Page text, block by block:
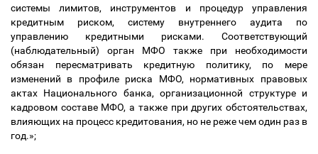
системы лимитов, инструментов и процедур управления
кредитным риском, систему внутреннего аудита по
управлению кредитными рисками. Соответствующий
(наблюдательный) орган МФО также при необходимости
обязан пересматривать кредитную политику, по мере
изменений в профиле риска МФО, нормативных правовых
актах Национального банка, организационной структуре и
кадровом составе МФО, а также при других обстоятельствах,
влияющих на процесс кредитования, но не реже чем один раз в
год.»;